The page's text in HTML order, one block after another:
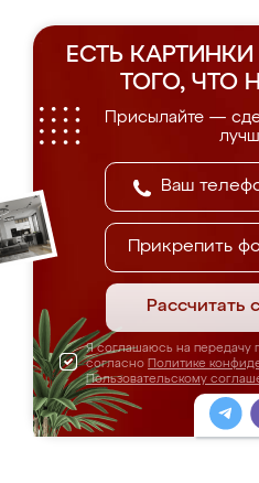
ЕСТЬ
ТОГО, ЧТО
Присылайте —
Прикрепить
Рассчитать
Я соглашаюсь на передачу
согласно Политике
Пользовательскому